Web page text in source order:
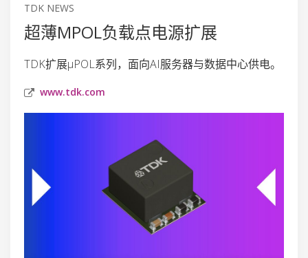
TDK NEWS
超薄ΜPOL负载点电源扩展
TDK扩展µPOL系列，面向AI服务器与数据中心供电。
www.tdk.com